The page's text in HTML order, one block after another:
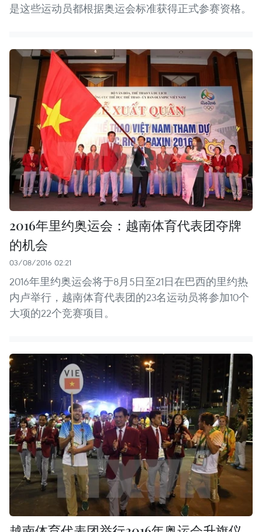
是这些运动员都根据奥运会标准获得正式参赛资格。
2016年里约奥运会：越南体育代表团夺牌
的机会
03/08/2016 02:21
2016年里约奥运会将于8月5日至21日在巴西的里约热
内卢举行，越南体育代表团的23名运动员将参加10个
大项的22个竞赛项目。